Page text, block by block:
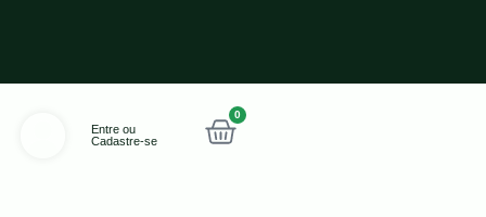
Entre ou
Cadastre-se
0